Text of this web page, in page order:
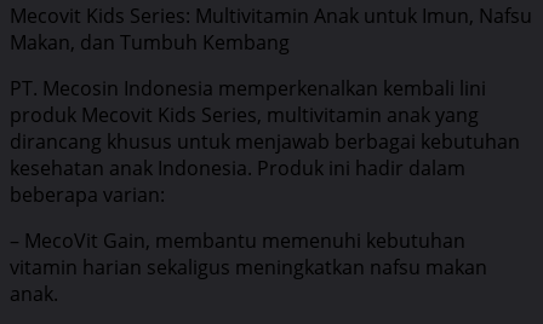
Mecovit Kids Series: Multivitamin Anak untuk Imun, Nafsu
Makan, dan Tumbuh Kembang
PT. Mecosin Indonesia memperkenalkan kembali lini
produk Mecovit Kids Series, multivitamin anak yang
dirancang khusus untuk menjawab berbagai kebutuhan
kesehatan anak Indonesia. Produk ini hadir dalam
beberapa varian:
– MecoVit Gain, membantu memenuhi kebutuhan
vitamin harian sekaligus meningkatkan nafsu makan
anak.